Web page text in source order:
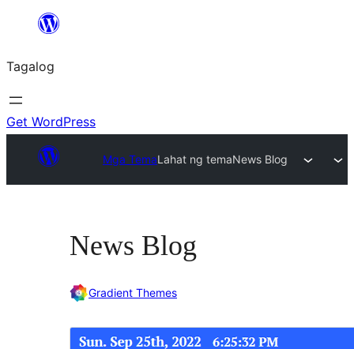
Lumaktaw
sa
content
Tagalog
Get WordPress
Mga TemaLahat ng temaNews Blog
News Blog
Gradient Themes